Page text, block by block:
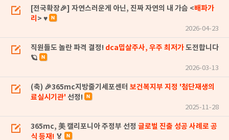
[전국확장🎉] 자연스러운게 아닌, 진짜 자연의 내 가슴 <배파가
리 > ♥
2026-04-23
직원들도 놀란 파격 결정! dca밉살주사, 우주 최저가도전합니다
🪐
2026-03-13
(축) 🎉365mc지방줄기세포센터 보건복지부 지정 '첨단재생의
료실시기관' 선정!
2025-11-28
365mc, 美 캘리포니아 주정부 선정 글로벌 진출 성공 사례로 공
식 등재! 🏅